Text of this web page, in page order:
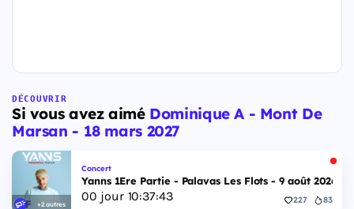
DÉCOUVRIR
Si vous avez aimé Dominique A - Mont De
Marsan - 18 mars 2027
+2 autres
Concert
Yanns 1Ere Partie - Palavas Les Flots - 9 août 2026
00 jour 10:37:42 227 83